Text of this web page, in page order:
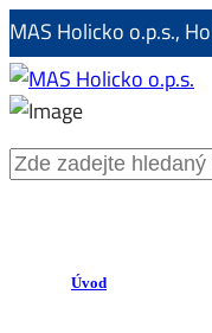
MAS Holicko o.p.s.,
Úvod